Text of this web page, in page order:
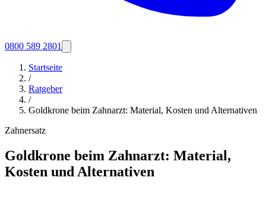
0800 589 2801
Startseite
/
Ratgeber
/
Goldkrone beim Zahnarzt: Material, Kosten und Alternativen
Zahnersatz
Goldkrone beim Zahnarzt: Material,
Kosten und Alternativen